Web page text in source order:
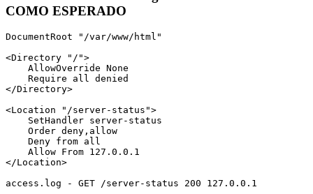
COMO ESPERADO
DocumentRoot "/var/www/html"
<Directory "/">
    AllowOverride None
    Require all denied
</Directory>
<Location "/server-status">
    SetHandler server-status
    Order deny,allow
    Deny from all
    Allow From 127.0.0.1
</Location>
access.log - GET /server-status 200 127.0.0.1